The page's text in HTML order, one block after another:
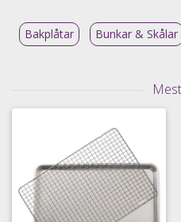
Bakplåtar Bunkar & Skålar